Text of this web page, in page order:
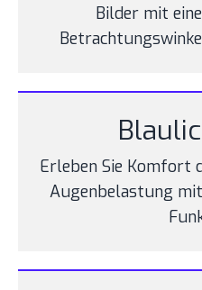
Bilder mit
Erleben Sie Komfort
Augenbelastung